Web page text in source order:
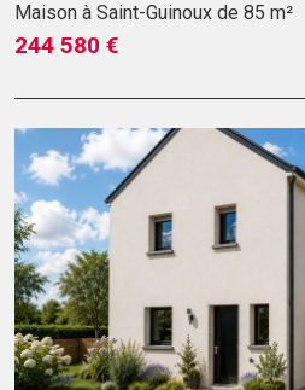
Maison à Saint-Guinoux de 85 m²
244 580 €